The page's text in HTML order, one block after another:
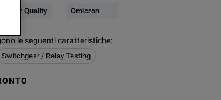
Power Quality Omicron
le seguenti caratteristiche:
Switchgear / Relay Testing